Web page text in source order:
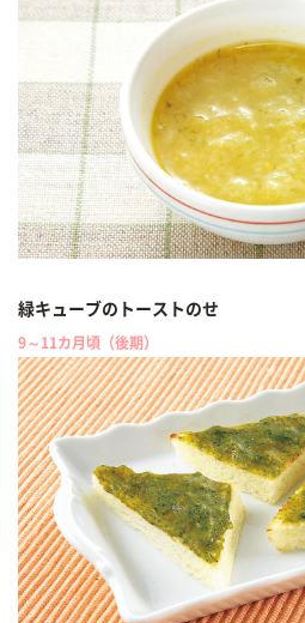
緑キューブのトーストのせ
9～11カ月頃（後期）